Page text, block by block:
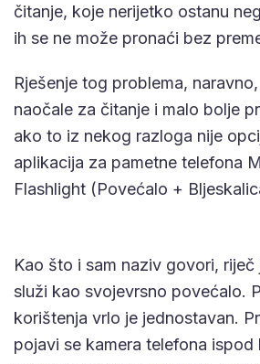
čitanje, koje nerijetko ostanu
ih se ne može pronaći bez
Rješenje tog problema,
naočale za čitanje i malo bolje
ako to iz nekog razloga nije
aplikacija za pametne telefona
Flashlight (Povećalo +
Kao što i sam naziv govori,
služi kao svojevrsno povećalo.
korištenja vrlo je jednostavan.
pojavi se kamera telefona ispod